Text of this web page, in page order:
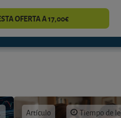
OFERTA A 17,00€
Artículo Tiempo de